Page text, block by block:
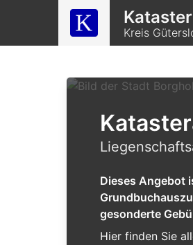
Kreis
Dieses Angebot
gesonderte
Hier finden Sie